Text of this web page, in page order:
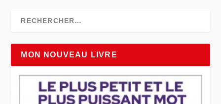
MON NOUVEAU LIVRE